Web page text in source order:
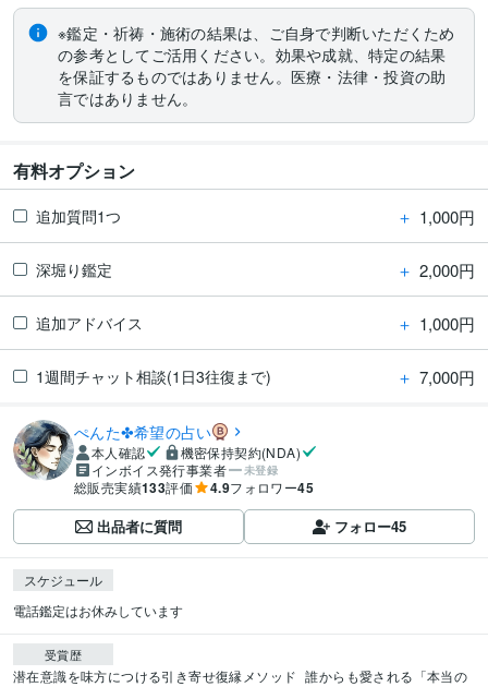
※鑑定・祈祷・施術の結果は、ご自身で判断いただくため
の参考としてご活用ください。効果や成就、特定の結果
を保証するものではありません。医療・法律・投資の助
言ではありません。
有料オプション
追加質問1つ ＋ 1,000円
深堀り鑑定 ＋ 2,000円
追加アドバイス ＋ 1,000円
1週間チャット相談(1日3往復まで) ＋ 7,000円
ぺんた✤希望の占い
本人確認
機密保持契約(NDA)
インボイス発行事業者
未登録
総販売実績133評価 4.9フォロワー45
出品者に質問 フォロー45
スケジュール
電話鑑定はお休みしています
受賞歴
潜在意識を味方につける引き寄せ復縁メソッド 誰からも愛される「本当の